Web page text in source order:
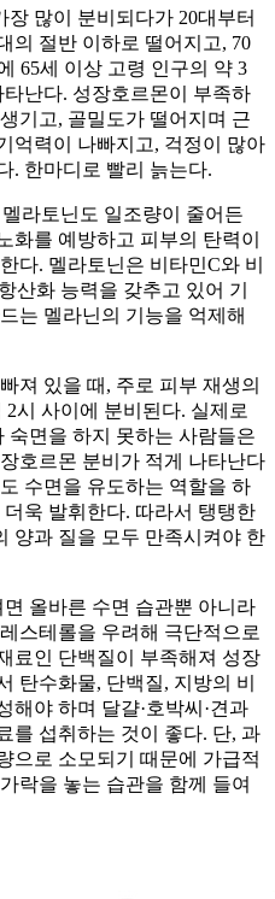
많이 분비되다가 20대부터
의 절반 이하로 떨어지고, 70
65세 이상 고령 인구의 약 3
난다. 성장호르몬이 부족하
기고, 골밀도가 떨어지며 근
억력이 나빠지고, 걱정이 많아
. 한마디로 빨리 늙는다.
라토닌도 일조량이 줄어든
화를 예방하고 피부의 탄력이
다. 멜라토닌은 비타민C와 비
산화 능력을 갖추고 있어 기
는 멜라닌의 기능을 억제해
져 있을 때, 주로 피부 재생의
2시 사이에 분비된다. 실제로
숙면을 하지 못하는 사람들은
호르몬 분비가 적게 나타난다
수면을 유도하는 역할을 하
욱 발휘한다. 따라서 탱탱한
양과 질을 모두 만족시켜야 한
올바른 수면 습관뿐 아니라
스테롤을 우려해 극단적으로
료인 단백질이 부족해져 성장
탄수화물, 단백질, 지방의 비
해야 하며 달걀·호박씨·견과
를 섭취하는 것이 좋다. 단, 과
으로 소모되기 때문에 가급적
락을 놓는 습관을 함께 들여